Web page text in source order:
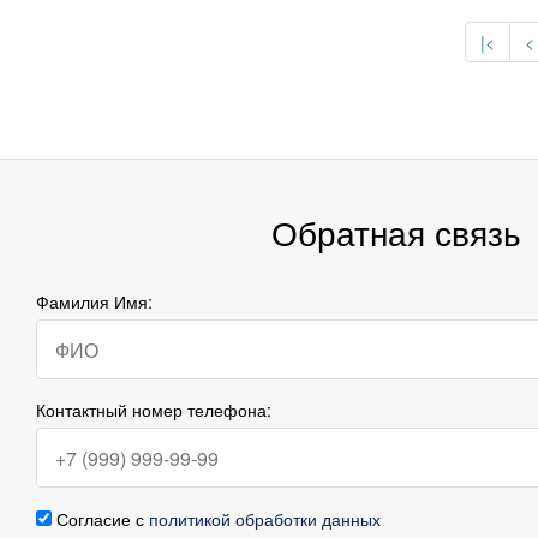
|< <
Обратная связь
Фамилия Имя:
Контактный номер телефона:
Согласие с политикой обработки данных